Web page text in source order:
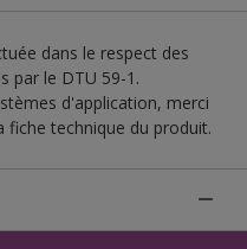
dans le respect des
par le DTU 59-1.
d'application, merci
fiche technique du produit.